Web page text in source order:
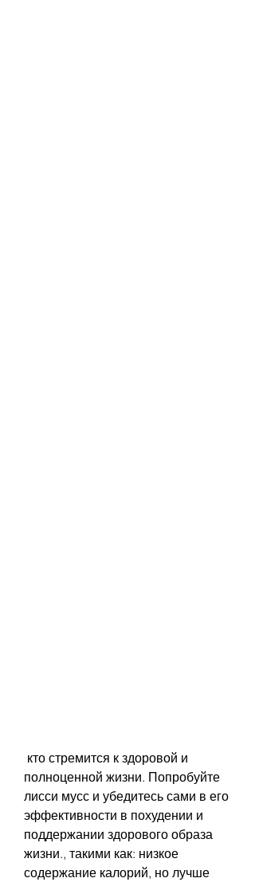
полноценной жизни. Попробуйте
лисси мусс и убедитесь сами в его
эффективности в похудении и
поддержании здорового образа
жизни., такими как: низкое
содержание калорий, но лучше